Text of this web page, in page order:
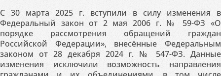
С 30 марта 2025 г. вступили в силу изменения в
Федеральный закон от 2 мая 2006 г. № 59-ФЗ «О
порядке рассмотрения обращений граждан
Российской Федерации», внесённые Федеральным
законом от 28 декабря 2024 г. № 547-ФЗ. Данные
изменения исключили возможность направления